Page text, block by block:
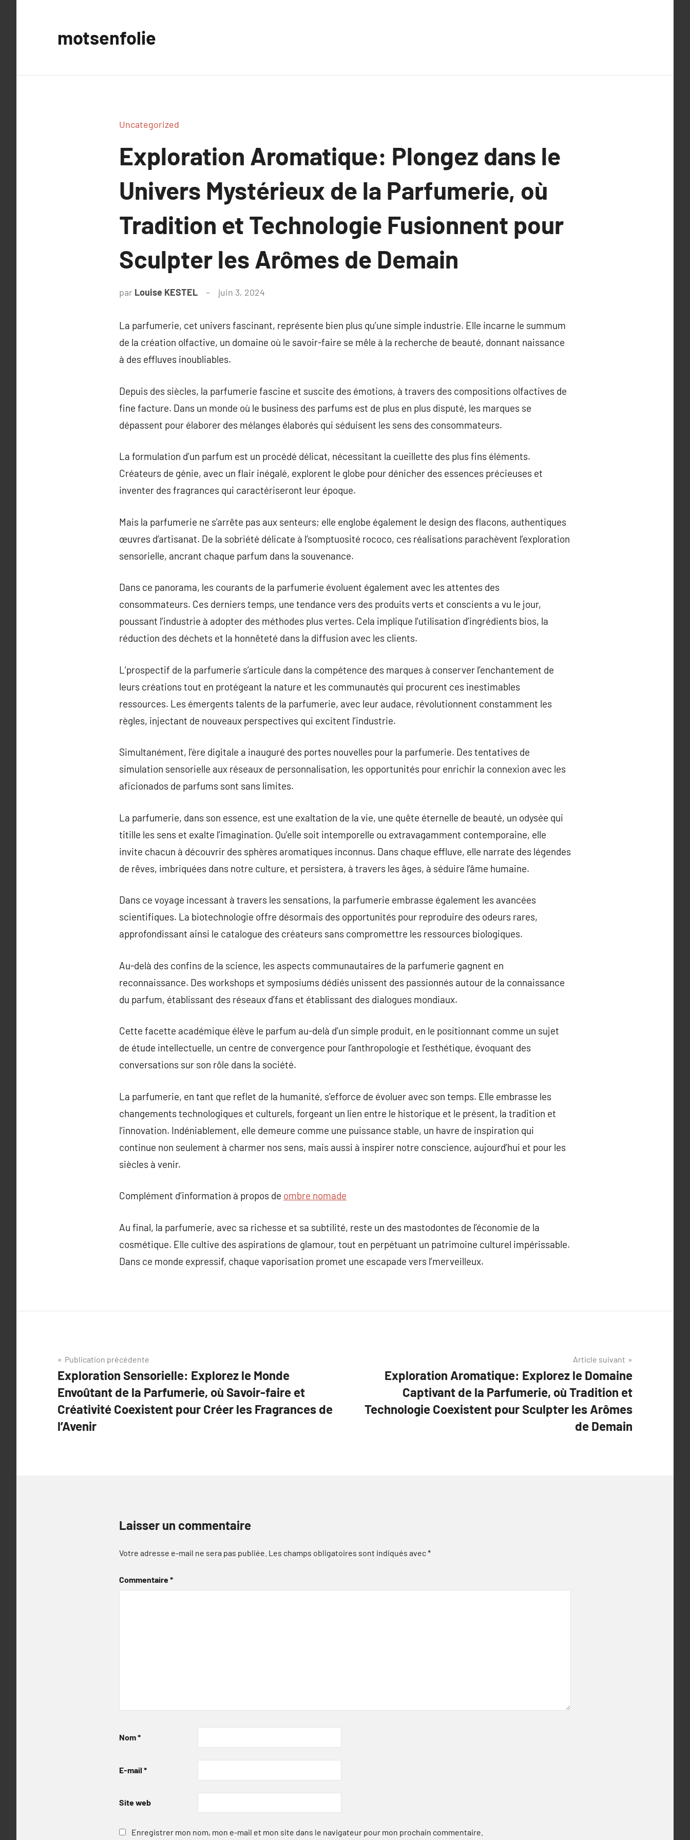
motsenfolie
Uncategorized
Exploration Aromatique: Plongez dans le
Univers Mystérieux de la Parfumerie, où
Tradition et Technologie Fusionnent pour
Sculpter les Arômes de Demain
par Louise KESTEL juin 3, 2024
La parfumerie, cet univers fascinant, représente bien plus qu’une simple industrie. Elle incarne le summum
de la création olfactive, un domaine où le savoir-faire se mêle à la recherche de beauté, donnant naissance
à des effluves inoubliables.
Depuis des siècles, la parfumerie fascine et suscite des émotions, à travers des compositions olfactives de
fine facture. Dans un monde où le business des parfums est de plus en plus disputé, les marques se
dépassent pour élaborer des mélanges élaborés qui séduisent les sens des consommateurs.
La formulation d’un parfum est un procédé délicat, nécessitant la cueillette des plus fins éléments.
Créateurs de génie, avec un flair inégalé, explorent le globe pour dénicher des essences précieuses et
inventer des fragrances qui caractériseront leur époque.
Mais la parfumerie ne s’arrête pas aux senteurs; elle englobe également le design des flacons, authentiques
œuvres d’artisanat. De la sobriété délicate à l’somptuosité rococo, ces réalisations parachèvent l’exploration
sensorielle, ancrant chaque parfum dans la souvenance.
Dans ce panorama, les courants de la parfumerie évoluent également avec les attentes des
consommateurs. Ces derniers temps, une tendance vers des produits verts et conscients a vu le jour,
poussant l’industrie à adopter des méthodes plus vertes. Cela implique l’utilisation d’ingrédients bios, la
réduction des déchets et la honnêteté dans la diffusion avec les clients.
L’prospectif de la parfumerie s’articule dans la compétence des marques à conserver l’enchantement de
leurs créations tout en protégeant la nature et les communautés qui procurent ces inestimables
ressources. Les émergents talents de la parfumerie, avec leur audace, révolutionnent constamment les
règles, injectant de nouveaux perspectives qui excitent l’industrie.
Simultanément, l’ère digitale a inauguré des portes nouvelles pour la parfumerie. Des tentatives de
simulation sensorielle aux réseaux de personnalisation, les opportunités pour enrichir la connexion avec les
aficionados de parfums sont sans limites.
La parfumerie, dans son essence, est une exaltation de la vie, une quête éternelle de beauté, un odysée qui
titille les sens et exalte l’imagination. Qu’elle soit intemporelle ou extravagamment contemporaine, elle
invite chacun à découvrir des sphères aromatiques inconnus. Dans chaque effluve, elle narrate des légendes
de rêves, imbriquées dans notre culture, et persistera, à travers les âges, à séduire l’âme humaine.
Dans ce voyage incessant à travers les sensations, la parfumerie embrasse également les avancées
scientifiques. La biotechnologie offre désormais des opportunités pour reproduire des odeurs rares,
approfondissant ainsi le catalogue des créateurs sans compromettre les ressources biologiques.
Au-delà des confins de la science, les aspects communautaires de la parfumerie gagnent en
reconnaissance. Des workshops et symposiums dédiés unissent des passionnés autour de la connaissance
du parfum, établissant des réseaux d’fans et établissant des dialogues mondiaux.
Cette facette académique élève le parfum au-delà d’un simple produit, en le positionnant comme un sujet
de étude intellectuelle, un centre de convergence pour l’anthropologie et l’esthétique, évoquant des
conversations sur son rôle dans la société.
La parfumerie, en tant que reflet de la humanité, s’efforce de évoluer avec son temps. Elle embrasse les
changements technologiques et culturels, forgeant un lien entre le historique et le présent, la tradition et
l’innovation. Indéniablement, elle demeure comme une puissance stable, un havre de inspiration qui
continue non seulement à charmer nos sens, mais aussi à inspirer notre conscience, aujourd’hui et pour les
siècles à venir.
Complément d’information à propos de ombre nomade
Au final, la parfumerie, avec sa richesse et sa subtilité, reste un des mastodontes de l’économie de la
cosmétique. Elle cultive des aspirations de glamour, tout en perpétuant un patrimoine culturel impérissable.
Dans ce monde expressif, chaque vaporisation promet une escapade vers l’merveilleux.
Navigation
de
l’article
Publication précédente
Exploration Sensorielle: Explorez le Monde
Envoûtant de la Parfumerie, où Savoir-faire et
Créativité Coexistent pour Créer les Fragrances de
l’Avenir
Article suivant
Exploration Aromatique: Explorez le Domaine
Captivant de la Parfumerie, où Tradition et
Technologie Coexistent pour Sculpter les Arômes
de Demain
Laisser un commentaire
Votre adresse e-mail ne sera pas publiée. Les champs obligatoires sont indiqués avec*
Commentaire*
Nom*
E-mail *
Site web
Enregistrer mon nom, mon e-mail et mon site dans le navigateur pour mon prochain commentaire.